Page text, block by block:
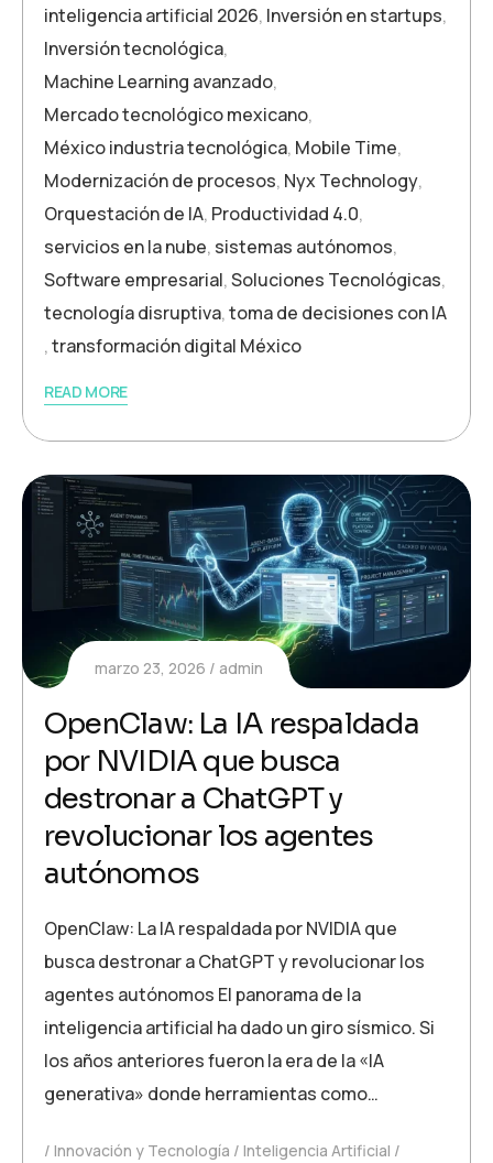
inteligencia artificial 2026, Inversión en startups,
Inversión tecnológica,
Machine Learning avanzado,
Mercado tecnológico mexicano,
México industria tecnológica, Mobile Time,
Modernización de procesos, Nyx Technology,
Orquestación de IA, Productividad 4.0,
servicios en la nube, sistemas autónomos,
Software empresarial,Soluciones Tecnológicas,
tecnología disruptiva,toma de decisiones con IA
,transformación digital México
READ MORE
marzo 23, 2026 admin
OpenClaw: La IA respaldada
por NVIDIA que busca
destronar a ChatGPT y
revolucionar los agentes
autónomos
OpenClaw: La IA respaldada por NVIDIA que
busca destronar a ChatGPT y revolucionar los
agentes autónomos El panorama de la
inteligencia artificial ha dado un giro sísmico. Si
los años anteriores fueron la era de la «IA
generativa» donde herramientas como…
Innovación y Tecnología
Inteligencia Artificial